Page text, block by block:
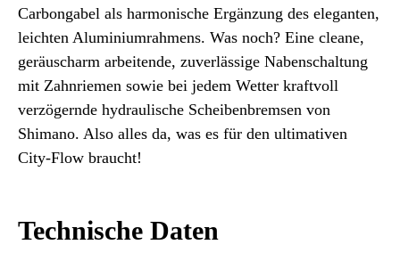
Carbongabel als harmonische Ergänzung des eleganten,
leichten Aluminiumrahmens. Was noch? Eine cleane,
geräuscharm arbeitende, zuverlässige Nabenschaltung
mit Zahnriemen sowie bei jedem Wetter kraftvoll
verzögernde hydraulische Scheibenbremsen von
Shimano. Also alles da, was es für den ultimativen
City-Flow braucht!
Technische Daten